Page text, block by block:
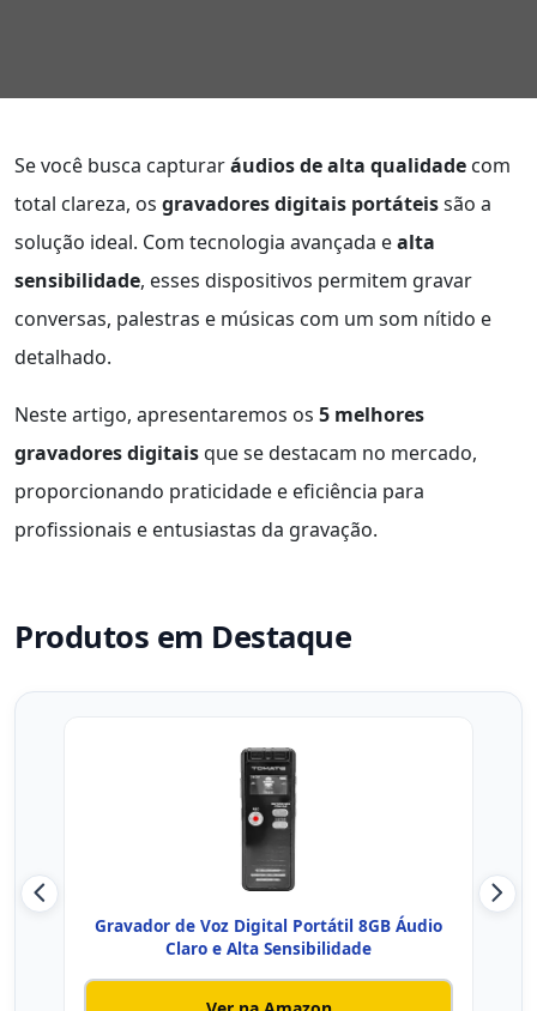
Se você busca capturaráudios de alta qualidade com
total clareza, os gravadores digitais portáteissão a
solução ideal. Com tecnologia avançada ealta
sensibilidade, esses dispositivos permitem gravar
conversas, palestras e músicas com um som nítido e
detalhado.
Neste artigo, apresentaremos os 5 melhores
gravadores digitaisque se destacam no mercado,
proporcionando praticidade e eficiência para
profissionais e entusiastas da gravação.
Produtos em Destaque
Gravador de Voz Digital Portátil 8GB Áudio
Claro e Alta Sensibilidade